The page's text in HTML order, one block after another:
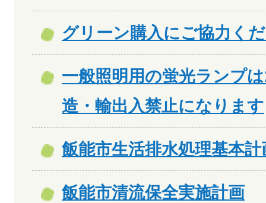
グリーン購入にご協力く
一般照明用の蛍光ランプ
造・輸出入禁止になります
飯能市生活排水処理基本計
飯能市清流保全実施計画